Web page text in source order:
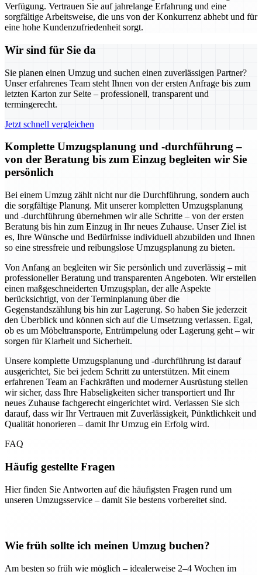
Verfügung. Vertrauen Sie auf jahrelange Erfahrung und eine
sorgfältige Arbeitsweise, die uns von der Konkurrenz abhebt und für
eine hohe Kundenzufriedenheit sorgt.
Wir sind für Sie da
Sie planen einen Umzug und suchen einen zuverlässigen Partner?
Unser erfahrenes Team steht Ihnen von der ersten Anfrage bis zum
letzten Karton zur Seite – professionell, transparent und
termingerecht.
Jetzt schnell vergleichen
Komplette Umzugsplanung und -durchführung –
von der Beratung bis zum Einzug begleiten wir Sie
persönlich
Bei einem Umzug zählt nicht nur die Durchführung, sondern auch
die sorgfältige Planung. Mit unserer kompletten Umzugsplanung
und -durchführung übernehmen wir alle Schritte – von der ersten
Beratung bis hin zum Einzug in Ihr neues Zuhause. Unser Ziel ist
es, Ihre Wünsche und Bedürfnisse individuell abzubilden und Ihnen
so eine stressfreie und reibungslose Umzugsplanung zu bieten.
Von Anfang an begleiten wir Sie persönlich und zuverlässig – mit
professioneller Beratung und transparenten Angeboten. Wir erstellen
einen maßgeschneiderten Umzugsplan, der alle Aspekte
berücksichtigt, von der Terminplanung über die
Gegenstandszählung bis hin zur Lagerung. So haben Sie jederzeit
den Überblick und können sich auf die Umsetzung verlassen. Egal,
ob es um Möbeltransporte, Entrümpelung oder Lagerung geht – wir
sorgen für Klarheit und Sicherheit.
Unsere komplette Umzugsplanung und -durchführung ist darauf
ausgerichtet, Sie bei jedem Schritt zu unterstützen. Mit einem
erfahrenen Team an Fachkräften und moderner Ausrüstung stellen
wir sicher, dass Ihre Habseligkeiten sicher transportiert und Ihr
neues Zuhause fachgerecht eingerichtet wird. Verlassen Sie sich
darauf, dass wir Ihr Vertrauen mit Zuverlässigkeit, Pünktlichkeit und
Qualität honorieren – damit Ihr Umzug ein Erfolg wird.
FAQ
Häufig gestellte Fragen
Hier finden Sie Antworten auf die häufigsten Fragen rund um
unseren Umzugsservice – damit Sie bestens vorbereitet sind.
Wie früh sollte ich meinen Umzug buchen?
Am besten so früh wie möglich – idealerweise 2–4 Wochen im